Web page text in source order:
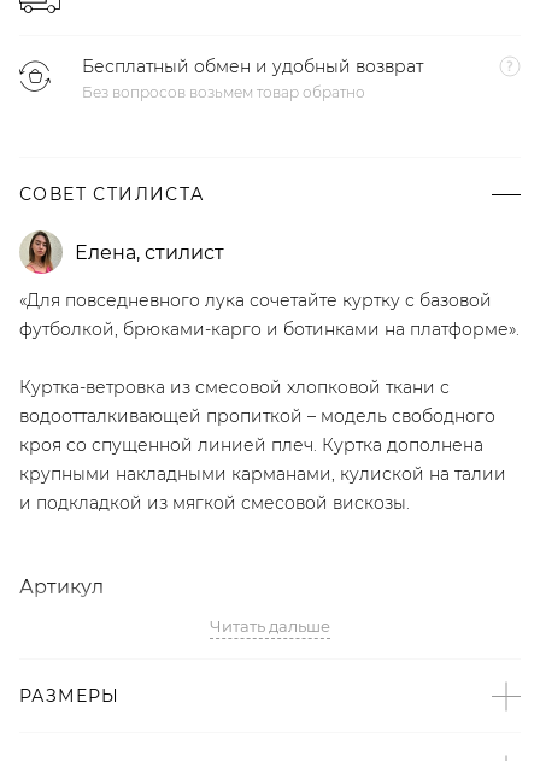
Бесплатный обмен и удобный возврат
Без вопросов возьмем товар обратно
СОВЕТ СТИЛИСТА
Елена, стилист
«Для повседневного лука сочетайте куртку с базовой
футболкой, брюками-карго и ботинками на платформе».
Куртка-ветровка из смесовой хлопковой ткани с
водоотталкивающей пропиткой – модель свободного
кроя со спущенной линией плеч. Куртка дополнена
крупными накладными карманами, кулиской на талии
и подкладкой из мягкой смесовой вискозы.
Артикул
Детали
Читать дальше
РАЗМЕРЫ